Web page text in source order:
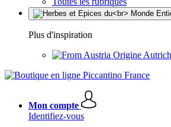
Plus d'inspiration
Origine
Mon compte
Identifiez-vous